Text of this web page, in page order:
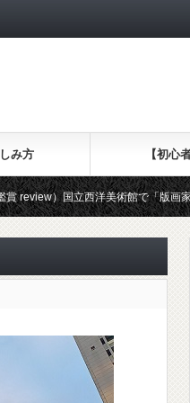
み方 【初心
館で「版画家レンブラント： 挑戦